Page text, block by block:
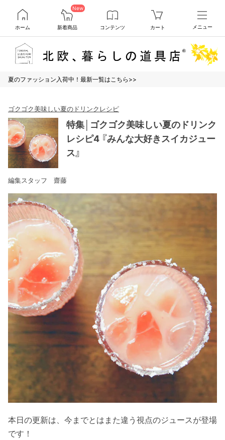
ホーム
New
新着商品 コンテンツ カート メニュー
夏のファッション入荷中！最新一覧はこちら>>
ゴクゴク美味しい夏のドリンクレシピ
特集│ゴクゴク美味しい夏のドリンク
レシピ4 『みんな大好きスイカジュー
ス』
編集スタッフ 齋藤
本日の更新は、今までとはまた違う視点のジュースが登場
です！